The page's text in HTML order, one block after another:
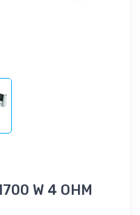
W 4 OHM